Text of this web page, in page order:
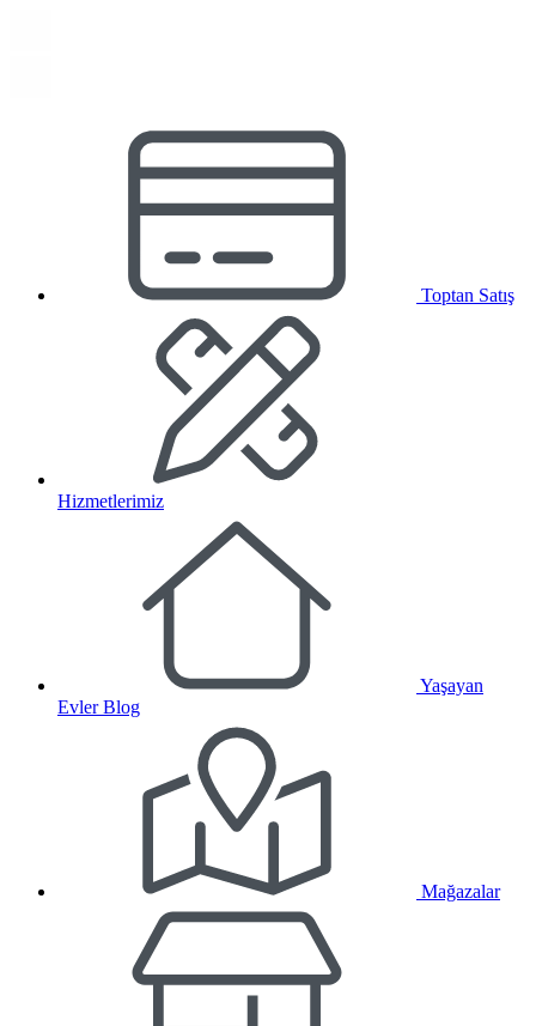
Toptan Satış
Hizmetlerimiz
Yaşayan
Evler Blog
Mağazalar